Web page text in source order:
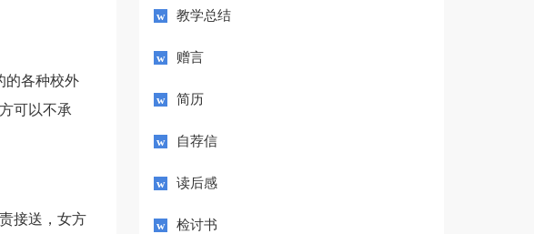
的各种校外
可以不承
接送，女方
教学总结
赠言
简历
自荐信
读后感
检讨书